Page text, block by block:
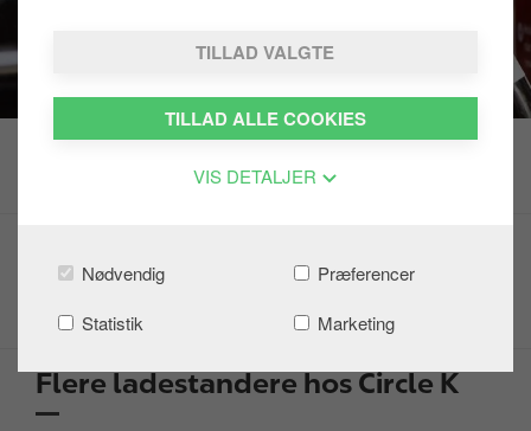
TILLAD VALGTE
TILLAD ALLE COOKIES
VIS DETALJER
Nødvendig
Præferencer
Statistik
Marketing
Ladestandere
Flere ladestandere hos Circle K